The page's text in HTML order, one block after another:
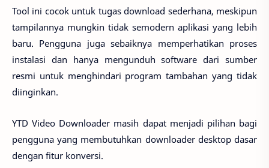
Tool ini cocok untuk tugas download sederhana, meskipun
tampilannya mungkin tidak semodern aplikasi yang lebih
baru. Pengguna juga sebaiknya memperhatikan proses
instalasi dan hanya mengunduh software dari sumber
resmi untuk menghindari program tambahan yang tidak
diinginkan.
YTD Video Downloader masih dapat menjadi pilihan bagi
pengguna yang membutuhkan downloader desktop dasar
dengan fitur konversi.